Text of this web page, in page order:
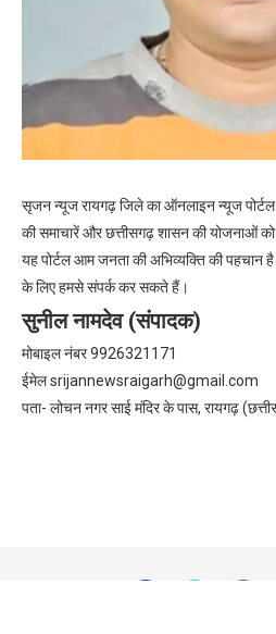
सृजन न्यूज रायगढ़ जिले का ऑनलाइन न्यूज
की समाचारें और छत्तीसगढ़ शासन की योजनाओं
यह पोर्टल आम जनता की अभिव्यक्ति की पहचान
के लिए हमसे संपर्क कर सकते हैं।
सुनील नामदेव (संपादक)
मोबाइल नंबर 9926321171
ईमेलsrijannewsraigarh@gmail.com
पता- लोचन नगर साई मंदिर के पास, रायगढ़